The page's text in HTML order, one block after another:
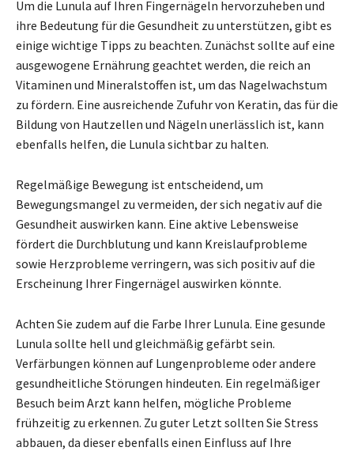
Um die Lunula auf Ihren Fingernägeln hervorzuheben und
ihre Bedeutung für die Gesundheit zu unterstützen, gibt es
einige wichtige Tipps zu beachten. Zunächst sollte auf eine
ausgewogene Ernährung geachtet werden, die reich an
Vitaminen und Mineralstoffen ist, um das Nagelwachstum
zu fördern. Eine ausreichende Zufuhr von Keratin, das für die
Bildung von Hautzellen und Nägeln unerlässlich ist, kann
ebenfalls helfen, die Lunula sichtbar zu halten.
Regelmäßige Bewegung ist entscheidend, um
Bewegungsmangel zu vermeiden, der sich negativ auf die
Gesundheit auswirken kann. Eine aktive Lebensweise
fördert die Durchblutung und kann Kreislaufprobleme
sowie Herzprobleme verringern, was sich positiv auf die
Erscheinung Ihrer Fingernägel auswirken könnte.
Achten Sie zudem auf die Farbe Ihrer Lunula. Eine gesunde
Lunula sollte hell und gleichmäßig gefärbt sein.
Verfärbungen können auf Lungenprobleme oder andere
gesundheitliche Störungen hindeuten. Ein regelmäßiger
Besuch beim Arzt kann helfen, mögliche Probleme
frühzeitig zu erkennen. Zu guter Letzt sollten Sie Stress
abbauen, da dieser ebenfalls einen Einfluss auf Ihre